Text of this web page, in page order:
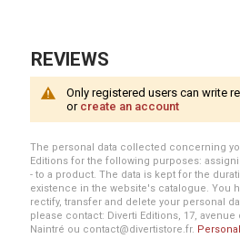
REVIEWS
Only registered users can write
or create an account
The personal data collected concerning
Editions for the following purposes:
- to a product. The data is kept for the
existence in the website's catalogue. You
rectify, transfer and delete your personal
please contact: Diverti Editions, 17, avenue
Naintré ou contact@divertistore.fr.